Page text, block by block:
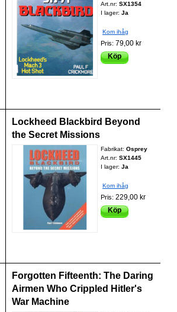
Art.nr: SX1354
I lager: Ja
Kom ihåg
Pris: 79,00 kr
Köp
Lockheed Blackbird Beyond
the Secret Missions
Fabrikat: Osprey
Art.nr: SX1445
I lager: Ja
Kom ihåg
Pris: 229,00 kr
Köp
Forgotten Fifteenth: The Daring
Airmen Who Crippled Hitler's
War Machine